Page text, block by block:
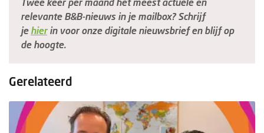
relevante B&B-nieuws in je mailbox? Schrijf
je hierin voor onze digitale nieuwsbrief en blijf op
de hoogte.
Gerelateerd